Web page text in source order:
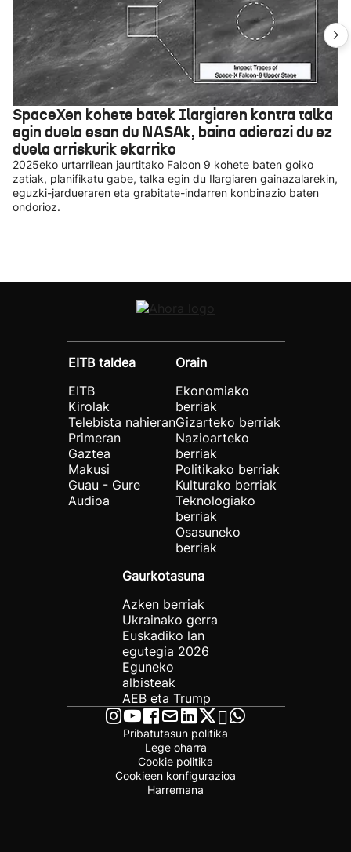
SpaceXen kohete batek Ilargiaren kontra talka
egin duela esan du NASAk, baina adierazi du ez
duela arriskurik ekarriko
2025eko urtarrilean jaurtitako Falcon 9 kohete baten goiko
zatiak, planifikatu gabe, talka egin du Ilargiaren gainazalarekin,
eguzki-jardueraren eta grabitate-indarren konbinazio baten
ondorioz.
EITB taldea
EITB
Kirolak
Telebista nahieran
Primeran
Gaztea
Makusi
Guau - Gure
Audioa
Orain
Ekonomiako
berriak
Gizarteko berriak
Nazioarteko
berriak
Politikako berriak
Kulturako berriak
Teknologiako
berriak
Osasuneko
berriak
Gaurkotasuna
Azken berriak
Ukrainako gerra
Euskadiko lan
egutegia 2026
Eguneko
albisteak
AEB eta Trump
Pribatutasun politika
Lege oharra
Cookie politika
Cookieen konfigurazioa
Harremana